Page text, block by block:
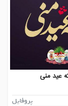
عید منی
پروفایل